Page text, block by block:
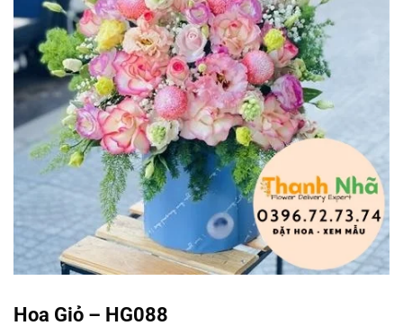
Hoa Giỏ – HG088